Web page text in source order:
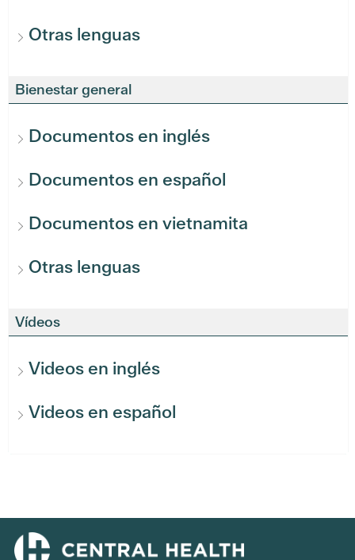
Otras lenguas
Bienestar general
Documentos en inglés
Documentos en español
Documentos en vietnamita
Otras lenguas
Vídeos
Videos en inglés
Videos en español